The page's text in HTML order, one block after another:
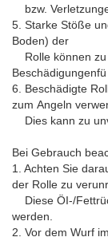
bzw.
5. Starke Stöße
Boden) der
Rolle können zu
Beschädigungenfü
6. Beschädigte
zum Angeln
Dies kann zu
Bei Gebrauch
1. Achten Sie
der Rolle zu
Diese ÖI-/
werden.
2. Vor dem Wurf